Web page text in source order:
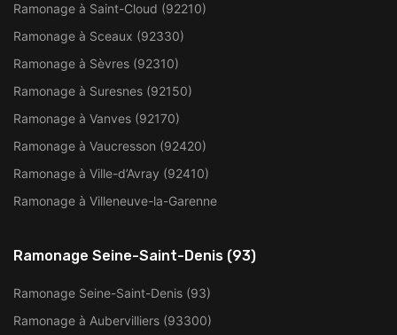
Ramonage à Saint-Cloud (92210)
Ramonage à Sceaux (92330)
Ramonage à Sèvres (92310)
Ramonage à Suresnes (92150)
Ramonage à Vanves (92170)
Ramonage à Vaucresson (92420)
Ramonage à Ville-d’Avray (92410)
Ramonage à Villeneuve-la-Garenne
Ramonage Seine-Saint-Denis (93)
Ramonage Seine-Saint-Denis (93)
Ramonage à Aubervilliers (93300)